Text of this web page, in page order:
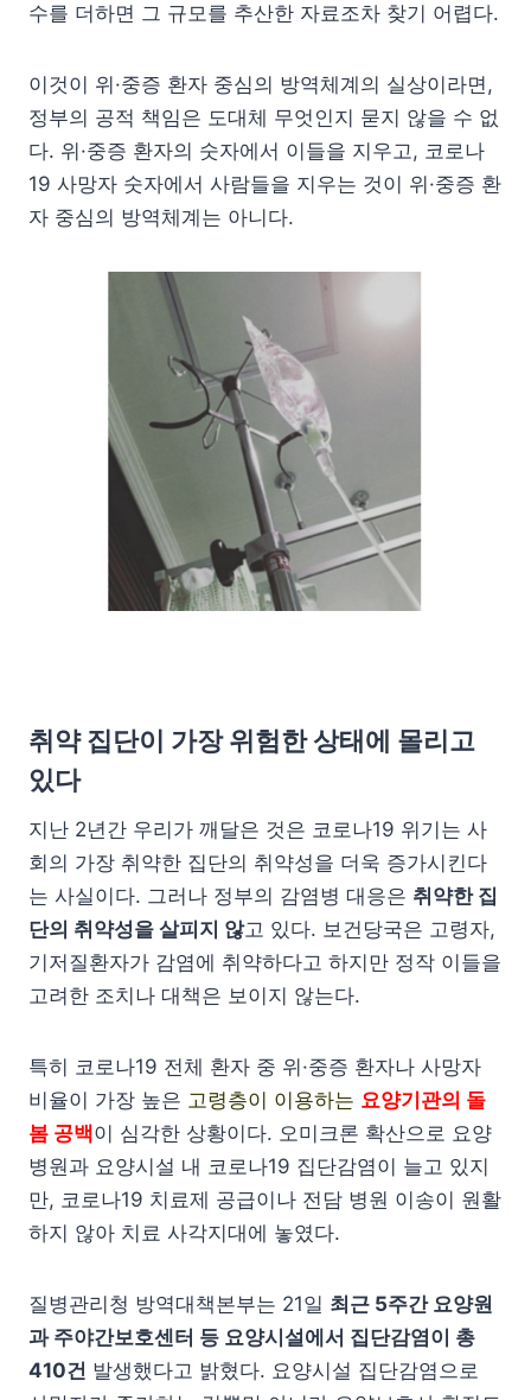
수를 더하면 그 규모를 추산한 자료조차 찾기 어렵다.
이것이 위·중증 환자 중심의 방역체계의 실상이라면,
정부의 공적 책임은 도대체 무엇인지 묻지 않을 수 없
다. 위·중증 환자의 숫자에서 이들을 지우고, 코로나
19 사망자 숫자에서 사람들을 지우는 것이 위·중증 환
자 중심의 방역체계는 아니다.
취약 집단이 가장 위험한 상태에 몰리고
있다
지난 2년간 우리가 깨달은 것은 코로나19 위기는 사
회의 가장 취약한 집단의 취약성을 더욱 증가시킨다
는 사실이다. 그러나 정부의 감염병 대응은 취약한 집
단의 취약성을 살피지 않고 있다. 보건당국은 고령자,
기저질환자가 감염에 취약하다고 하지만 정작 이들을
고려한 조치나 대책은 보이지 않는다.
특히 코로나19 전체 환자 중 위·중증 환자나 사망자
비율이 가장 높은 고령층이 이용하는 요양기관의 돌
봄 공백이 심각한 상황이다. 오미크론 확산으로 요양
병원과 요양시설 내 코로나19 집단감염이 늘고 있지
만, 코로나19 치료제 공급이나 전담 병원 이송이 원활
하지 않아 치료 사각지대에 놓였다.
질병관리청 방역대책본부는 21일 최근 5주간 요양원
과 주야간보호센터 등 요양시설에서 집단감염이 총
410건 발생했다고 밝혔다. 요양시설 집단감염으로